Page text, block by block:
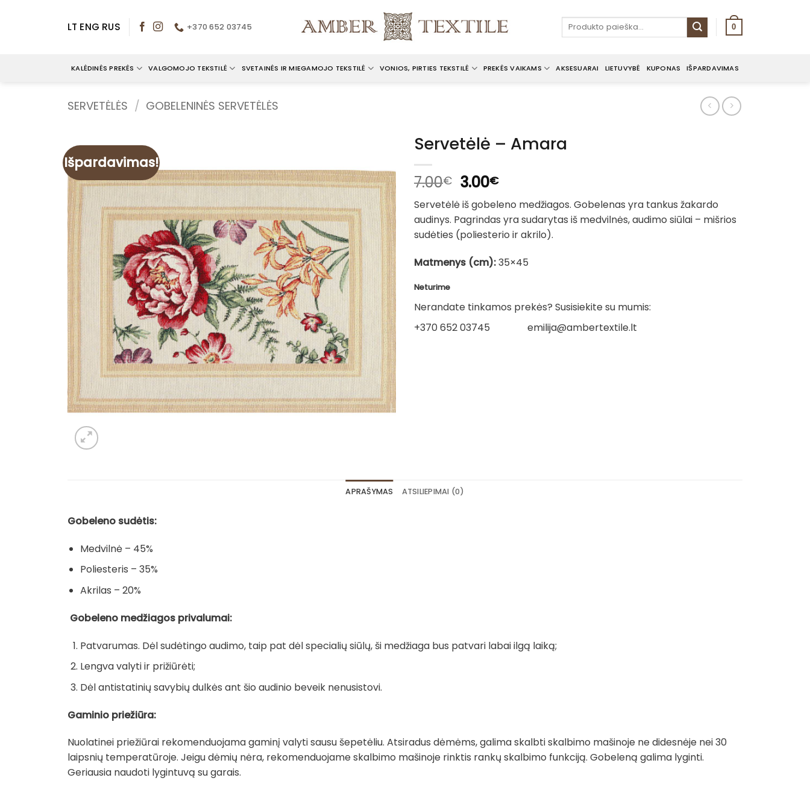
LT ENG RUS +370 652 03745 Ieškoti: 0
KALĖDINĖS PREKĖS VALGOMOJO TEKSTILĖ SVETAINĖS IR MIEGAMOJO TEKSTILĖ VONIOS, PIRTIES TEKSTILĖ PREKĖS VAIKAMS AKSESUARAI LIETUVYBĖ KUPONAS IŠPARDAVIMAS
SERVETĖLĖS / GOBELENINĖS SERVETĖLĖS
Išpardavimas!
Servetėlė – Amara
7.00€ Original
price
was:
7.00€.
3.00€Current
price
is:
3.00€.
Servetėlė iš gobeleno medžiagos. Gobelenas yra tankus žakardo
audinys. Pagrindas yra sudarytas iš medvilnės, audimo siūlai – mišrios
sudėties (poliesterio ir akrilo).
Matmenys (cm):35×45
Neturime
Nerandate tinkamos prekės? Susisiekite su mumis:
+370 652 03745
emilija@ambertextile.lt
APRAŠYMAS ATSILIEPIMAI (0)
Gobeleno sudėtis:
Medvilnė – 45%
Poliesteris – 35%
Akrilas – 20%
Gobeleno medžiagos privalumai:
Patvarumas. Dėl sudėtingo audimo, taip pat dėl specialių siūlų, ši medžiaga bus patvari labai ilgą laiką;
Lengva valyti ir prižiūrėti;
Dėl antistatinių savybių dulkės ant šio audinio beveik nenusistovi.
Gaminio priežiūra:
Nuolatinei priežiūrai rekomenduojama gaminį valyti sausu šepetėliu. Atsiradus dėmėms, galima skalbti skalbimo mašinoje ne didesnėje nei 30
laipsnių temperatūroje. Jeigu dėmių nėra, rekomenduojame skalbimo mašinoje rinktis rankų skalbimo funkciją. Gobeleną galima lyginti.
Geriausia naudoti lygintuvą su garais.